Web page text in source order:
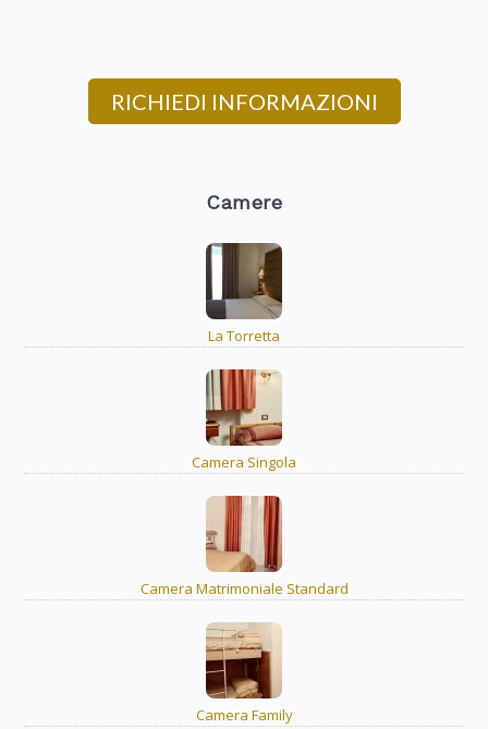
RICHIEDI INFORMAZIONI
Camere
La Torretta
Camera Singola
Camera Matrimoniale Standard
Camera Family